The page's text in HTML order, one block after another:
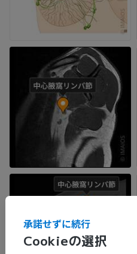
Cookieの選択
承諾せずに続行